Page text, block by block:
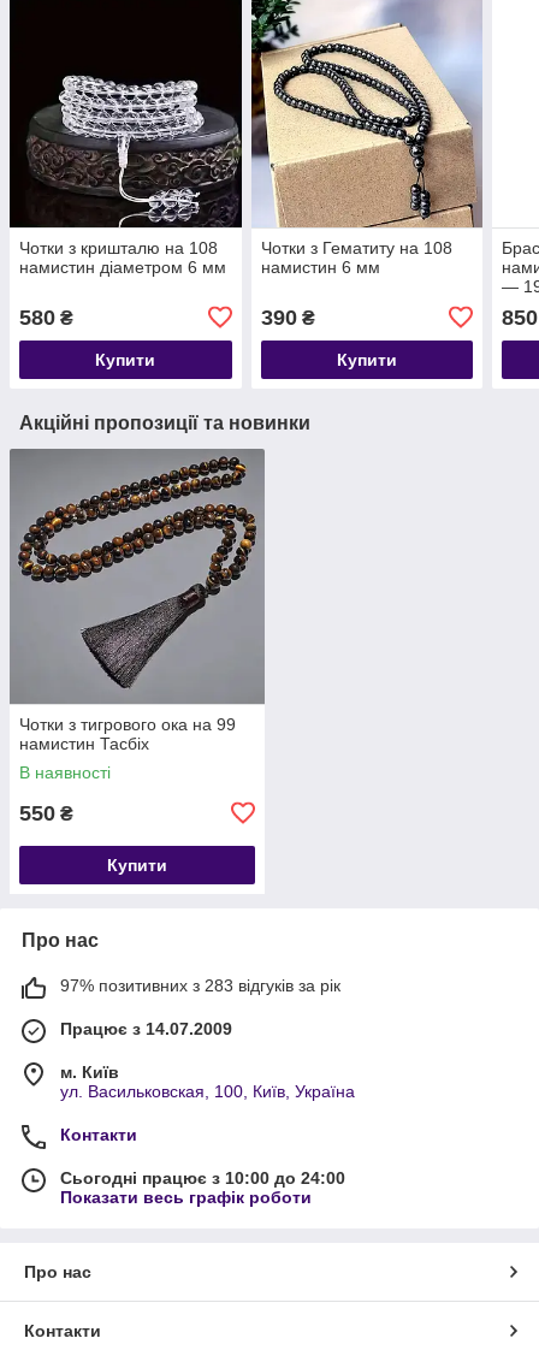
Чотки з кришталю на 108
намистин діаметром 6 мм
580 ₴
Купити
Чотки з Гематиту на 108
намистин 6 мм
390₴
Купити
—
850
Акційні пропозиції та новинки
Чотки з тигрового ока на 99
намистин Тасбіх
В наявності
550 ₴
Купити
Про нас
97% позитивних з 283 відгуків за рік
Працює з 14.07.2009
м. Київ
ул. Васильковская, 100, Київ, Україна
Контакти
Сьогодні працює з 10:00 до 24:00
Показати весь графік роботи
Про нас
Контакти